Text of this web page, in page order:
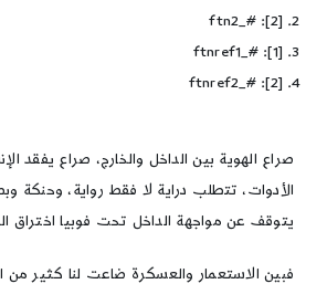
[2]: #_ftn2
[1]: #_ftnref1
[2]: #_ftnref2
صراع الهوية بين الداخل والخارج، صراع يفقد
الأدوات، تتطلب دراية لا فقط رواية، وحنكة
يتوقف عن مواجهة الداخل تحت فوبيا اختراق
فبين الاستعمار والعسكرة ضاعت لنا كثير